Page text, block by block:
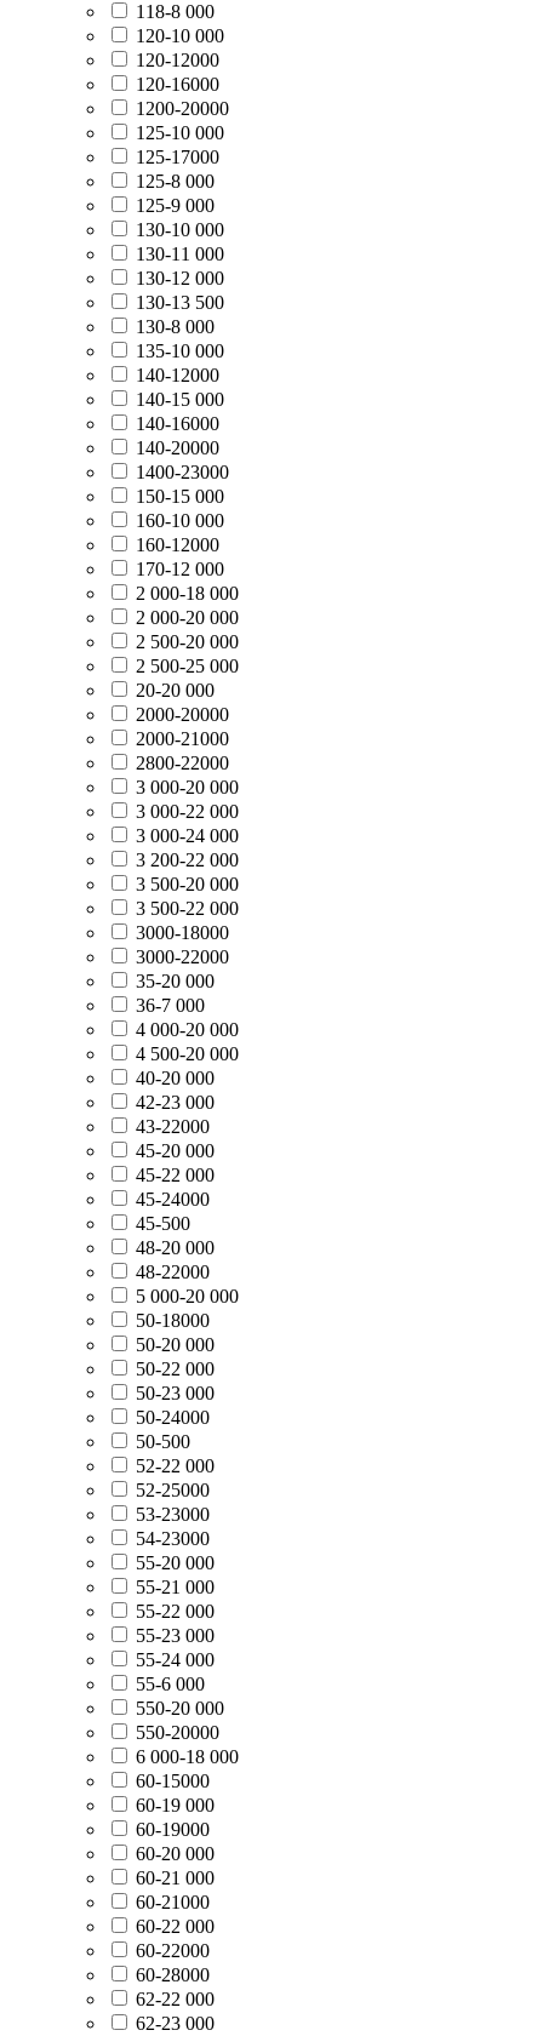
118-8 000
120-10 000
120-12000
120-16000
1200-20000
125-10 000
125-17000
125-8 000
125-9 000
130-10 000
130-11 000
130-12 000
130-13 500
130-8 000
135-10 000
140-12000
140-15 000
140-16000
140-20000
1400-23000
150-15 000
160-10 000
160-12000
170-12 000
2 000-18 000
2 000-20 000
2 500-20 000
2 500-25 000
20-20 000
2000-20000
2000-21000
2800-22000
3 000-20 000
3 000-22 000
3 000-24 000
3 200-22 000
3 500-20 000
3 500-22 000
3000-18000
3000-22000
35-20 000
36-7 000
4 000-20 000
4 500-20 000
40-20 000
42-23 000
43-22000
45-20 000
45-22 000
45-24000
45-500
48-20 000
48-22000
5 000-20 000
50-18000
50-20 000
50-22 000
50-23 000
50-24000
50-500
52-22 000
52-25000
53-23000
54-23000
55-20 000
55-21 000
55-22 000
55-23 000
55-24 000
55-6 000
550-20 000
550-20000
6 000-18 000
60-15000
60-19 000
60-19000
60-20 000
60-21 000
60-21000
60-22 000
60-22000
60-28000
62-22 000
62-23 000